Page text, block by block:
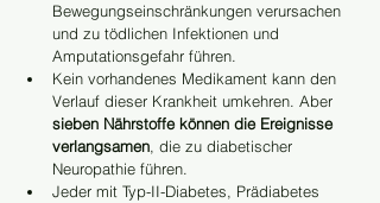
Bewegungseinschränkungen verursachen
und zu tödlichen Infektionen und
Amputationsgefahr führen.
Kein vorhandenes Medikament kann den
Verlauf dieser Krankheit umkehren. Aber
sieben Nährstoffe können die Ereignisse
verlangsamen, die zu diabetischer
Neuropathie führen.
Jeder mit Typ-II-Diabetes, Prädiabetes